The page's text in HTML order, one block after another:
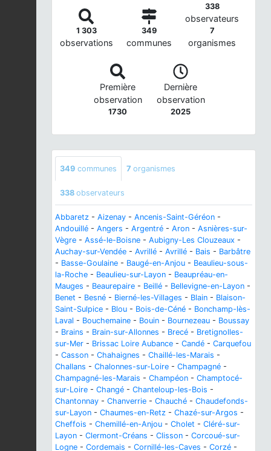
1 303
observations
349
communes
338
observateurs
7
organismes
Première
observation
1730
Dernière
observation
2025
349 communes 7 organismes
338 observateurs
Abbaretz - Aizenay - Ancenis-Saint-Géréon -
Andouillé - Angers - Argentré - Aron - Asnières-sur-
Vègre - Assé-le-Boisne - Aubigny-Les Clouzeaux -
Auchay-sur-Vendée - Avrillé - Avrillé - Bais - Barbâtre
- Basse-Goulaine - Baugé-en-Anjou - Beaulieu-sous-
la-Roche - Beaulieu-sur-Layon - Beaupréau-en-
Mauges - Beaurepaire - Beillé - Bellevigne-en-Layon -
Benet - Besné - Bierné-les-Villages - Blain - Blaison-
Saint-Sulpice - Blou - Bois-de-Céné - Bonchamp-lès-
Laval - Bouchemaine - Bouin - Bournezeau - Boussay
- Brains - Brain-sur-Allonnes - Brecé - Bretignolles-
sur-Mer - Brissac Loire Aubance - Candé - Carquefou
- Casson - Chahaignes - Chaillé-les-Marais -
Challans - Chalonnes-sur-Loire - Champagné -
Champagné-les-Marais - Champéon - Champtocé-
sur-Loire - Changé - Chanteloup-les-Bois -
Chantonnay - Chanverrie - Chauché - Chaudefonds-
sur-Layon - Chaumes-en-Retz - Chazé-sur-Argos -
Cheffois - Chemillé-en-Anjou - Cholet - Cléré-sur-
Layon - Clermont-Créans - Clisson - Corcoué-sur-
Logne - Cordemais - Cornillé-les-Caves - Corzé -